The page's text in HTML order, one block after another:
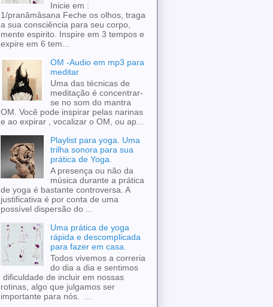
Inicie em :
1/pranâmâsana Feche os olhos, traga
a sua consciência para seu corpo,
mente espirito. Inspire em 3 tempos e
expire em 6 tem...
OM -Audio em mp3 para
meditar
Uma das técnicas de
meditação é concentrar-
se no som do mantra
OM. Você pode inspirar pelas narinas
e ao expirar , vocalizar o OM, ou ap...
Playlist para yoga. Uma
trilha sonora para sua
prática de Yoga.
A presença ou não da
música durante a prática
de yoga é bastante controversa. A
justificativa é por conta de uma
possível dispersão do ...
Uma prática de yoga
rápida e descomplicada
para fazer em casa.
Todos vivemos a correria
do dia a dia e sentimos
dificuldade de incluir em nossas
rotinas, algo que julgamos ser
importante para nós. ...